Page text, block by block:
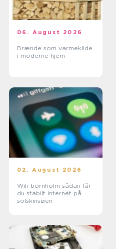
06. August 2026
Brænde som varmekilde
i moderne hjem
02. August 2026
Wifi bornholm sådan får
du stabilt internet på
solskinsøen